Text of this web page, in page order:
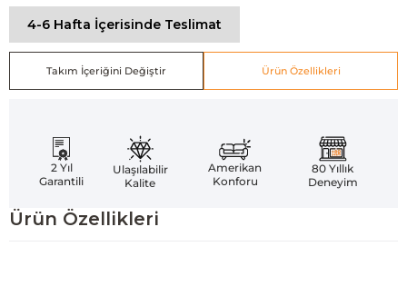
4-6 Hafta İçerisinde Teslimat
Takım İçeriğini Değiştir Ürün Özellikleri
2 Yıl
Garantili
Ulaşılabilir
Kalite
Amerikan
Konforu
80 Yıllık
Deneyim
Ürün Özellikleri